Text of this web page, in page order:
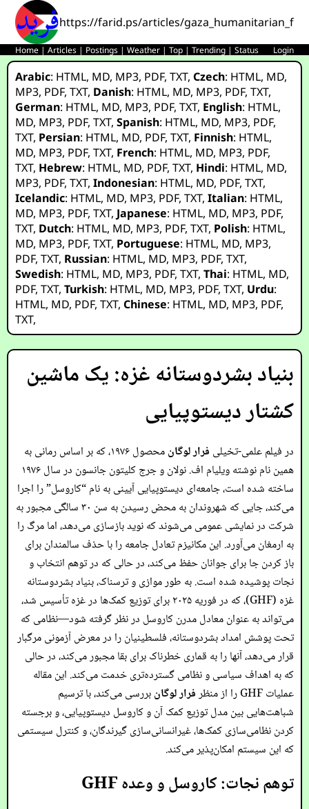
https://farid.ps/articles/
Home |Articles | Postings |Weather |Top |Trending |Status Login
Arabic: HTML, MD, MP3, PDF,TXT,Czech: HTML, MD,
MP3, PDF,TXT, Danish: HTML, MD, MP3, PDF,TXT,
German: HTML, MD, MP3, PDF,TXT, English: HTML,
MD, MP3, PDF,TXT,Spanish: HTML, MD, MP3, PDF,
TXT, Persian: HTML, MD, PDF,TXT, Finnish: HTML,
MD, MP3, PDF,TXT, French: HTML, MD, MP3, PDF,
TXT, Hebrew: HTML, MD, PDF,TXT, Hindi: HTML, MD,
MP3, PDF,TXT,Indonesian: HTML, MD, PDF,TXT,
Icelandic: HTML, MD, MP3, PDF,TXT,Italian: HTML,
MD, MP3, PDF,TXT, Japanese: HTML, MD, MP3, PDF,
TXT, Dutch: HTML, MD, MP3, PDF,TXT, Polish: HTML,
MD, MP3, PDF,TXT, Portuguese: HTML, MD, MP3,
PDF,TXT, Russian: HTML, MD, MP3, PDF,TXT,
Swedish: HTML, MD, MP3, PDF,TXT,Thai: HTML, MD,
PDF,TXT,Turkish: HTML, MD, MP3, PDF,TXT, Urdu:
HTML, MD, PDF,TXT,Chinese: HTML, MD, MP3, PDF,
TXT,
بنیاد بشردوستانه غزه: یک ماشین
کشتار دیستوپیایی
در فیلم علمی-تخیلی فرار لوگان
محصول ۱۹۷۶، که بر اساس رمانی به
همین نام نوشته ویلیام اف. نولان و جرج کلیتون جانسون در سال ۱۹۷۶
ساخته شده است، جامعه‌ای دیستوپیایی آیینی به نام “کاروسل” را اجرا
می‌کند، جایی که شهروندان به محض رسیدن به سن ۳۰ سالگی مجبور به
شرکت در نمایشی عمومی می‌شوند که نوید بازسازی می‌دهد، اما مرگ را
به ارمغان می‌آورد. این مکانیزم تعادل جامعه را با حذف سالمندان برای
باز کردن جا برای جوانان حفظ می‌کند، در حالی که در توهم انتخاب و
نجات پوشیده شده است. به طور موازی و ترسناک، بنیاد بشردوستانه
غزه (GHF)، که در فوریه ۲۰۲۵ برای توزیع کمک‌ها در غزه تأسیس شد،
می‌تواند به عنوان معادل مدرن کاروسل در نظر گرفته شود—نظامی که
تحت پوشش امداد بشردوستانه، فلسطینیان را در معرض آزمونی مرگبار
قرار می‌دهد، آنها را به قماری خطرناک برای بقا مجبور می‌کند، در حالی
که به اهداف سیاسی و نظامی گسترده‌تری خدمت می‌کند. این مقاله
عملیات GHF را از منظر
فرار لوگانبررسی می‌کند، با ترسیم
شباهت‌هایی بین مدل توزیع کمک آن و کاروسل دیستوپیایی، و برجسته
کردن نظامی‌سازی کمک‌ها، غیرانسانی‌سازی گیرندگان، و کنترل سیستمی
که این سیستم امکان‌پذیر می‌کند.
توهم نجات: کاروسل و وعده GHF